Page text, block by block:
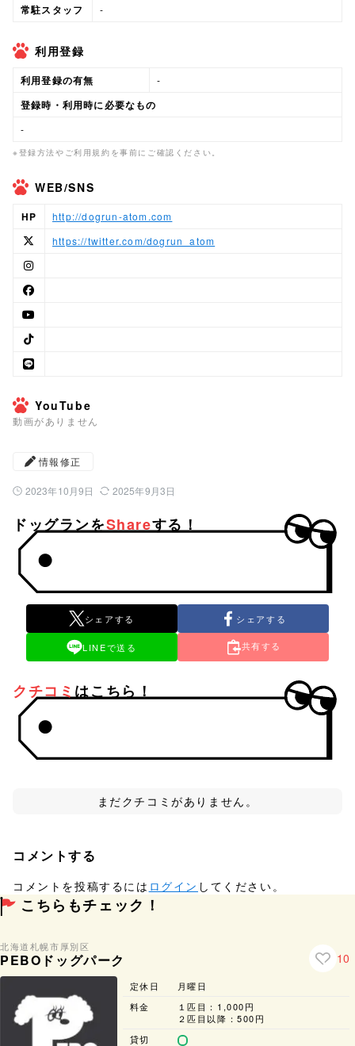
常駐スタッフ -
利用登録
利用登録の有無 -
登録時・利用時に必要なもの
-
※登録方法やご利用規約を事前にご確認ください。
WEB/SNS
HP
http://dogrun-atom.com
https://twitter.com/dogrun_atom
YouTube
動画がありません
情報修正
公開日：
2023年10月9日 最終更新日：
2025年9月3日
ドッグランをShareする！
シェアする シェアする
LINEで送る 共有する
クチコミはこちら！
まだクチコミがありません。
コメントする
コメントを投稿するには ログイン してください。
こちらもチェック！
北海道札幌市 厚別区
PEBOドッグパーク 10
定休日
月曜日
料金
１匹目：1,000円
２匹目以降：500円
貸切